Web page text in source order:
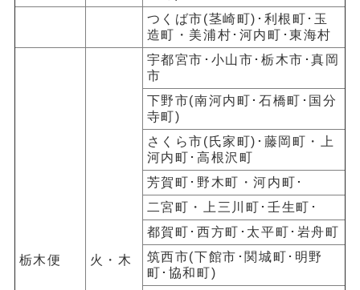
つくば市(茎崎町)･ 利根町･玉
造町・美浦村･河内町･東海村
栃木便 火・木
宇都宮市･小山市･栃木市･真岡
市
下野市(南河内町･石橋町 ･ 国分
寺町)
さくら市(氏家町) ･藤岡町・上
河内町･高根沢町
芳賀町･野木町・河内町･
二宮町・上三川町･壬生町･
都賀町･西方町･太平町･岩舟町
筑西市(下館市･関城町･明野
町･協和町)